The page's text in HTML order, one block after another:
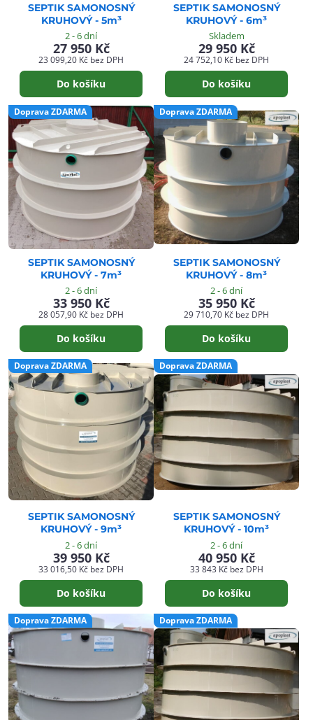
SEPTIK SAMONOSNÝ
KRUHOVÝ - 5m³
2 - 6 dní
27 950 Kč
23 099,20 Kč bez DPH
Do košíku
SEPTIK SAMONOSNÝ
KRUHOVÝ - 6m³
Skladem
29 950 Kč
24 752,10 Kč bez DPH
Do košíku
Doprava ZDARMA
SEPTIK SAMONOSNÝ
KRUHOVÝ - 7m³
2 - 6 dní
33 950 Kč
28 057,90 Kč bez DPH
Do košíku
Doprava ZDARMA
SEPTIK SAMONOSNÝ
KRUHOVÝ - 8m³
2 - 6 dní
35 950 Kč
29 710,70 Kč bez DPH
Do košíku
Doprava ZDARMA
SEPTIK SAMONOSNÝ
KRUHOVÝ - 9m³
2 - 6 dní
39 950 Kč
33 016,50 Kč bez DPH
Do košíku
Doprava ZDARMA
SEPTIK SAMONOSNÝ
KRUHOVÝ - 10m³
2 - 6 dní
40 950 Kč
33 843 Kč bez DPH
Do košíku
Doprava ZDARMA Doprava ZDARMA